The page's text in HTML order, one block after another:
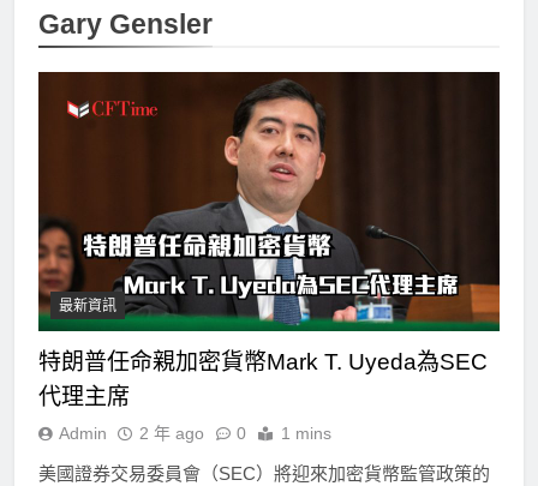
Gary Gensler
最新資訊
特朗普任命親加密貨幣Mark T. Uyeda為SEC
代理主席
Admin 2 年 ago 0 1 mins
美國證券交易委員會（SEC）將迎來加密貨幣監管政策的